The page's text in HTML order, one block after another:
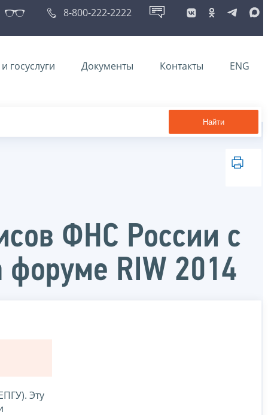
8-800-222-2222
госуслуги Документы Контакты ENG
Найти
ФНС России с
форуме RIW 2014
Эту